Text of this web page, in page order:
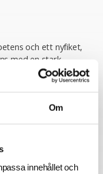
Om
innehållet och
och ett nyfiket,
med en stark
driven och orädd,
för att leda ditt
förmåga och
relationer och trivs i
kunder och